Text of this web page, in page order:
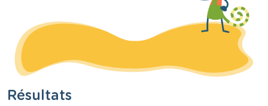
Résultats